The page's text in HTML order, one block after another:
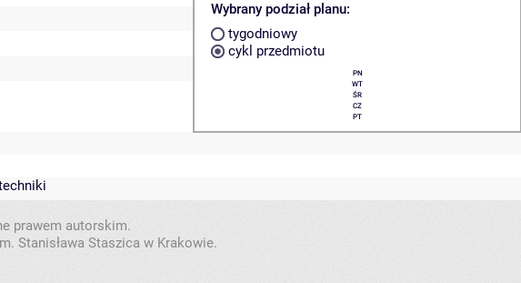
Wybrany podział planu:
tygodniowy
cykl przedmiotu
PN
WT
ŚR
CZ
PT
prawem autorskim.
Stanisława Staszica w Krakowie.